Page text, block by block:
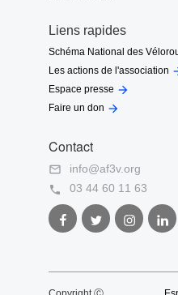
Liens rapides
Schéma National des
Les actions de l'association
Espace presse 
Faire un don 
Contact

info@af3v.org

03 44 60 11 63
Facebook
AF3V
Twitter
AF3V
Instagram
AF3V